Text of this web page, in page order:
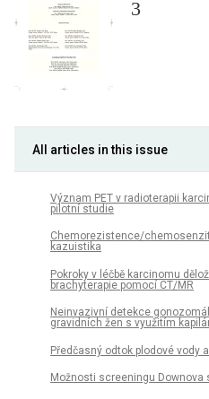
3
All articles in this issue
Význam PET v radioterapii
pilotní studie
Chemorezistence/
kazuistika
Pokroky v léčbě karcinomu
brachyterapie pomocí CT/MR
Neinvazivní detekce
gravidních žen s využitím
Předčasný odtok plodové vody
Možnosti screeningu Downova